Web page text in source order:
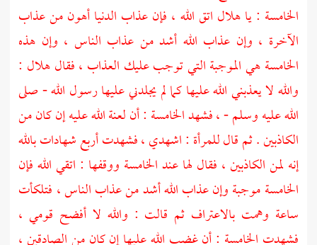
الخامسة : ياهلال اتق الله ، فإن عذاب الدنيا أهون من عذاب
الآخرة ، وإن عذاب الله أشد من عذاب الناس ، وإن هذه
الخامسة هي الموجبة التي توجب عليك العذاب ، فقالهلال :
والله لا يعذبني الله عليها كما لم يجلدني عليها رسول الله - صلى
الله عليه وسلم - ، فشهد الخامسة : أن لعنة الله عليه إن كان من
الكاذبين . ثم قال للمرأة : اشهدي ، فشهدت أربع شهادات بالله
إنه لمن الكاذبين ، فقال لها عند الخامسة ووقفها : اتقي الله فإن
الخامسة موجبة وإن عذاب الله أشد من عذاب الناس ، فتلكأت
ساعة وهمت بالاعتراف ثم قالت : والله لا أفضح قومي ،